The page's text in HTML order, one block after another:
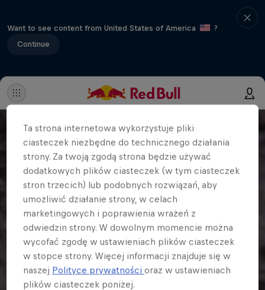
Want to see content from United States of America
?
Continue
Ta strona internetowa wykorzystuje pliki
ciasteczek niezbędne do technicznego działania
strony. Za twoją zgodą strona będzie używać
dodatkowych plików ciasteczek (w tym ciasteczek
stron trzecich) lub podobnych rozwiązań, aby
umożliwić działanie strony, w celach
marketingowych i poprawienia wrażeń z
odwiedzin strony. W dowolnym momencie można
wycofać zgodę w ustawieniach plików ciasteczek
w stopce strony. Więcej informacji znajduje się w
naszej Polityce prywatnościoraz w ustawieniach
plików ciasteczek poniżej.